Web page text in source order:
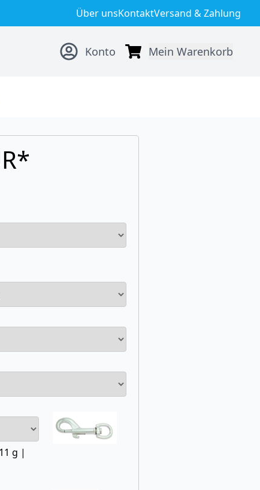
Über unsKontaktVersand & Zahlung
Konto Mein Warenkorb
g |